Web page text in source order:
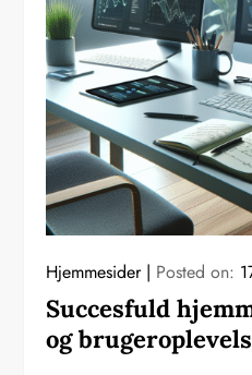
Hjemmesider Posted on:
Succesfuld
og